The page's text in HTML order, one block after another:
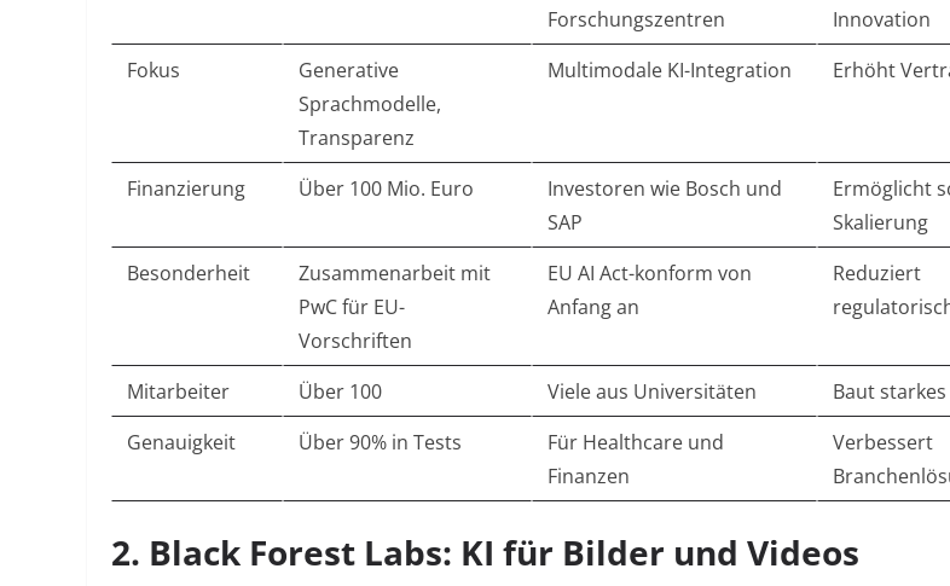
Forschungszentren
Innovation
Fokus
Generative
Sprachmodelle,
Transparenz
Multimodale KI-Integration Erhöht
Finanzierung Über 100 Mio. Euro
Investoren wie Bosch und
SAP
Ermöglicht
Skalierung
Besonderheit
Zusammenarbeit mit
PwC für EU-
Vorschriften
EU AI Act-konform von
Anfang an
Reduziert
Mitarbeiter Über 100 Viele aus Universitäten
Baut
Genauigkeit
Über 90% in Tests
Für Healthcare und
Finanzen
Verbessert
2. Black Forest Labs: KI für Bilder und Videos